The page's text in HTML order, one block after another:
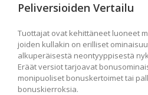
Peliversioiden Vertailu
Tuottajat ovat kehittäneet luoneet
joiden kullakin on erilliset
alkuperäisestä neontyyppisestä
Eräät versiot tarjoavat
monipuoliset bonuskertoimet tai
bonuskierroksia.